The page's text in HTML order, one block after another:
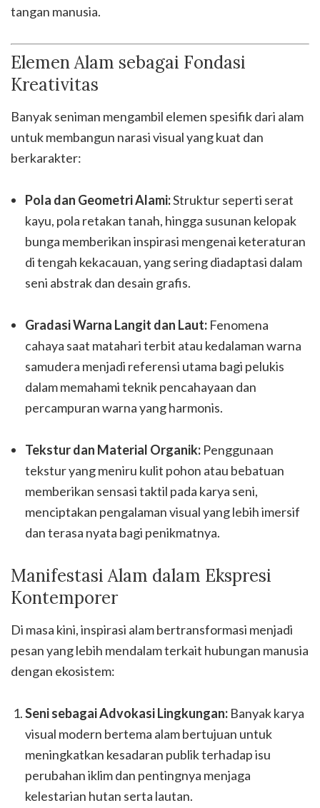
tangan manusia.
Elemen Alam sebagai Fondasi
Kreativitas
Banyak seniman mengambil elemen spesifik dari alam
untuk membangun narasi visual yang kuat dan
berkarakter:
Pola dan Geometri Alami:Struktur seperti serat
kayu, pola retakan tanah, hingga susunan kelopak
bunga memberikan inspirasi mengenai keteraturan
di tengah kekacauan, yang sering diadaptasi dalam
seni abstrak dan desain grafis.
Gradasi Warna Langit dan Laut: Fenomena
cahaya saat matahari terbit atau kedalaman warna
samudera menjadi referensi utama bagi pelukis
dalam memahami teknik pencahayaan dan
percampuran warna yang harmonis.
Tekstur dan Material Organik: Penggunaan
tekstur yang meniru kulit pohon atau bebatuan
memberikan sensasi taktil pada karya seni,
menciptakan pengalaman visual yang lebih imersif
dan terasa nyata bagi penikmatnya.
Manifestasi Alam dalam Ekspresi
Kontemporer
Di masa kini, inspirasi alam bertransformasi menjadi
pesan yang lebih mendalam terkait hubungan manusia
dengan ekosistem:
Seni sebagai Advokasi Lingkungan: Banyak karya
visual modern bertema alam bertujuan untuk
meningkatkan kesadaran publik terhadap isu
perubahan iklim dan pentingnya menjaga
kelestarian hutan serta lautan.